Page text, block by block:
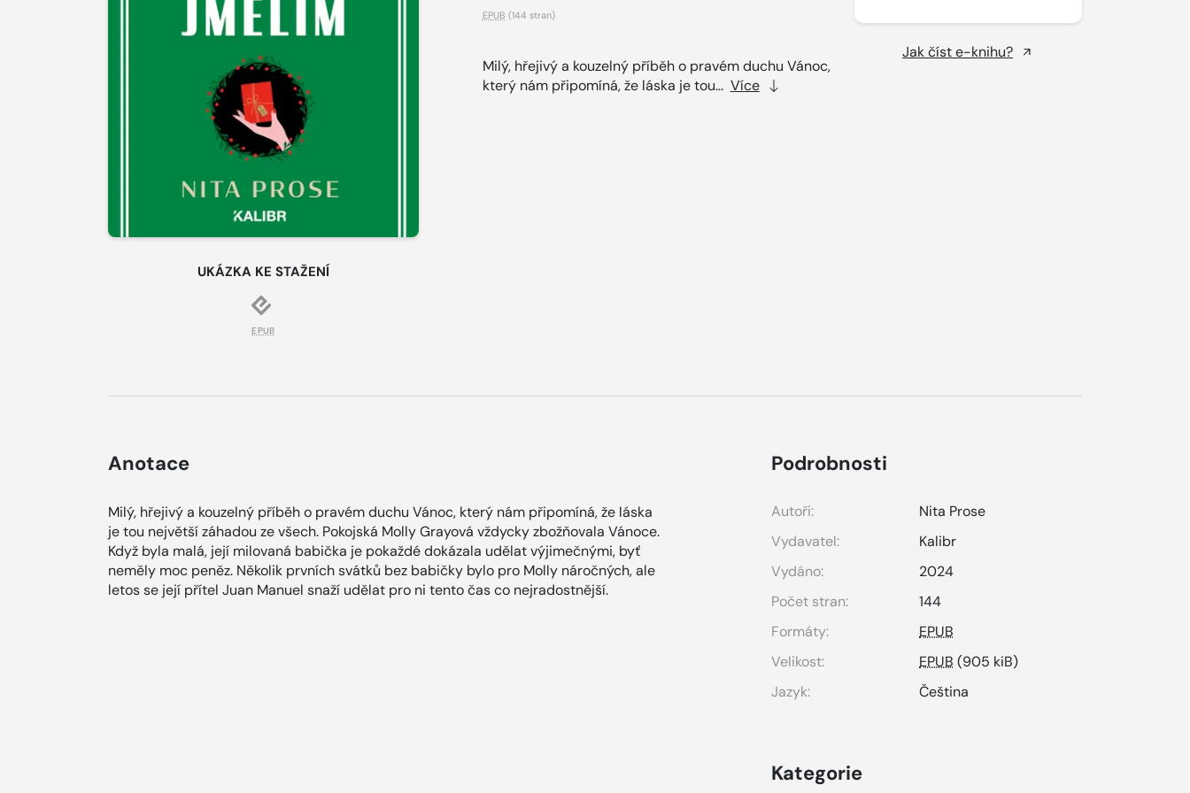
UKÁZKA KE STAŽENÍ
EPUB
EPUB (144 stran)
Milý, hřejivý a kouzelný příběh o pravém duchu Vánoc,
který nám připomíná, že láska je tou... Více
Jak číst e-knihu?
Anotace
Milý, hřejivý a kouzelný příběh o pravém duchu Vánoc, který nám připomíná, že láska
je tou největší záhadou ze všech. Pokojská Molly Grayová vždycky zbožňovala Vánoce.
Když byla malá, její milovaná babička je pokaždé dokázala udělat výjimečnými, byť
neměly moc peněz. Několik prvních svátků bez babičky bylo pro Molly náročných, ale
letos se její přítel Juan Manuel snaží udělat pro ni tento čas co nejradostnější.
Podrobnosti
Autoři:
Nita Prose
Vydavatel:
Kalibr
Vydáno:
2024
Počet stran:
144
Formáty:
EPUB
Velikost:
EPUB (905 kiB)
Jazyk:
Čeština
Kategorie